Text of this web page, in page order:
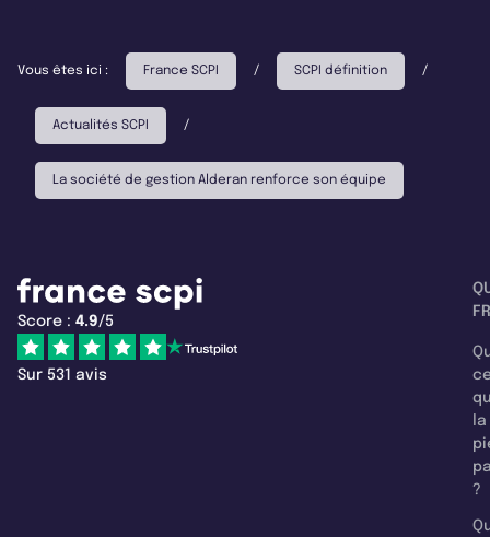
Vous êtes ici : France SCPI / SCPI définition /
Actualités SCPI /
La société de gestion Alderan renforce son équipe
Score : 4.9/5
Sur 531 avis
la
?